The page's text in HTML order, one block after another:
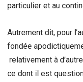
particulier et au
Autrement dit, pour
fondée
relativement à
ce dont il est